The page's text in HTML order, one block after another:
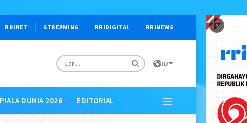
×
RRINET STREAMING RRIDIGITAL RRINEWS
ID
PIALA DUNIA 2026 EDITORIAL